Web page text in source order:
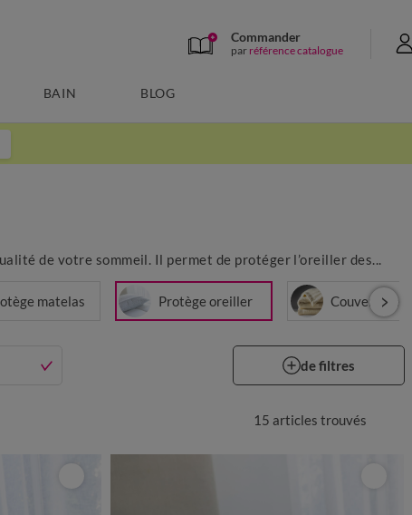
Commander
par référence catalogue
BAIN BLOG
de votre sommeil. Il permet de protéger l’oreiller des...
matelas Protège oreiller Couverture
de filtres
15 articles trouvés